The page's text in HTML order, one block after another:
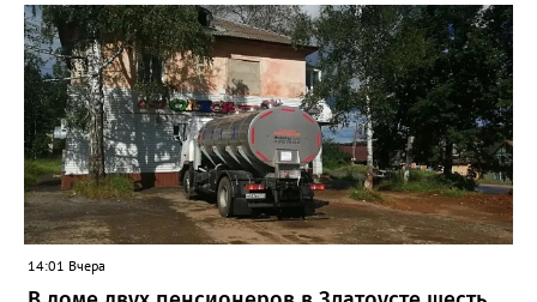
повышение энергоэффективности систем. Кроме электронных
схем, исполнителю нужно разработать предложения по
строительству и реконструкции водоснабжения и канализации,
оценив размер вложений, а также представить перечень
бесхозных объектов и возможные сценарии развития этой
сферы городского хозяйства. В июне 2025 года
«Златоуст.инфо» сообщал о подобных торгах. Тогда цена
вопроса была почти в три раза выше - 9 миллионов 13 тысяч
486 рублей, а в списке работ была разработка электронной
системы ливнёвок.
14:01 Вчера